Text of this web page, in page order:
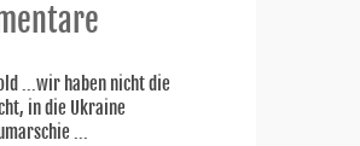
...wir haben nicht die
in die Ukraine
...